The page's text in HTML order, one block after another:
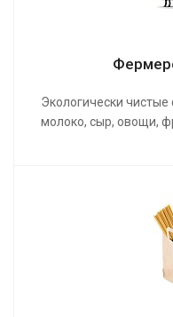
Экологически
молоко, сыр, овощи,